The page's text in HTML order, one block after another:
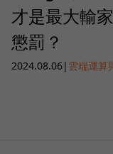
才是最大輸
懲罰？
2024.08.06| 雲端運算